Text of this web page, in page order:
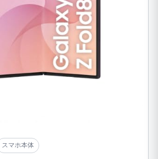
スマホ本体